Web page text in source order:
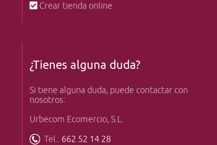
Crear tienda online
¿Tienes alguna duda?
Si tiene alguna duda, puede contactar con
nosotros:
Urbecom Ecomercio, S.L.
Tel.: 662 52 14 28